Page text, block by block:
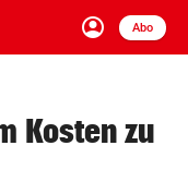
account_circle
Anmelden
Abo
close Schließen
Kosten zu